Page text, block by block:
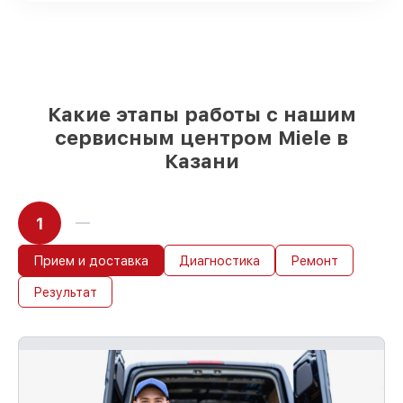
Какие этапы работы с нашим
сервисным центром Miele в
Казани
1
Прием и доставка Диагностика Ремонт
Результат